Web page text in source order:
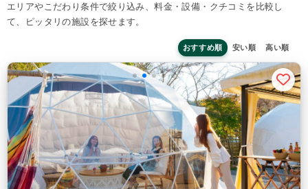
~20,000円/人 20,001~39,999円/人 40,000円~/人
シチュエーション
ペット連れ
ドームテント コットンテント コテージ・ロッジ
バンガロー・キャビン 1組限定貸切
特徴・アクティビティ
BBQ サウナ・テントサウナ 焚火・キャンプファイヤー 手持ち花火
温泉 プール 海水浴 ドッグラン 駅から徒歩15分以内
駅から送迎あり
条件をクリア この条件で再検索
エリアやこだわり条件で絞り込み、料金・設備・クチコミを比較し
て、ピッタリの施設を探せます。
おすすめ順 安い順 高い順